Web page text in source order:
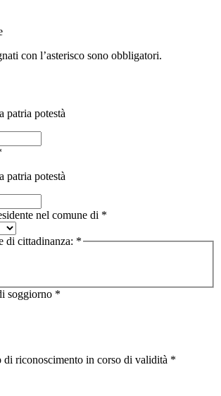
con l’asterisco sono obbligatori.
patria potestà
patria potestà
nel comune di *
di cittadinanza: *
soggiorno *
di riconoscimento in corso di validità *